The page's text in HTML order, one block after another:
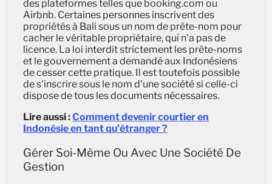
des plateformes telles que booking.com ou
Airbnb. Certaines personnes inscrivent des
propriétés à Bali sous un nom de prête-nom pour
cacher le véritable propriétaire, qui n'a pas de
licence. La loi interdit strictement les prête-noms
et le gouvernement a demandé aux Indonésiens
de cesser cette pratique. Il est toutefois possible
de s'inscrire sous le nom d'une société si celle-ci
dispose de tous les documents nécessaires.
Lire aussi :Comment devenir courtier en
Indonésie en tant qu'étranger ?
Gérer Soi-Même Ou Avec Une Société De
Gestion